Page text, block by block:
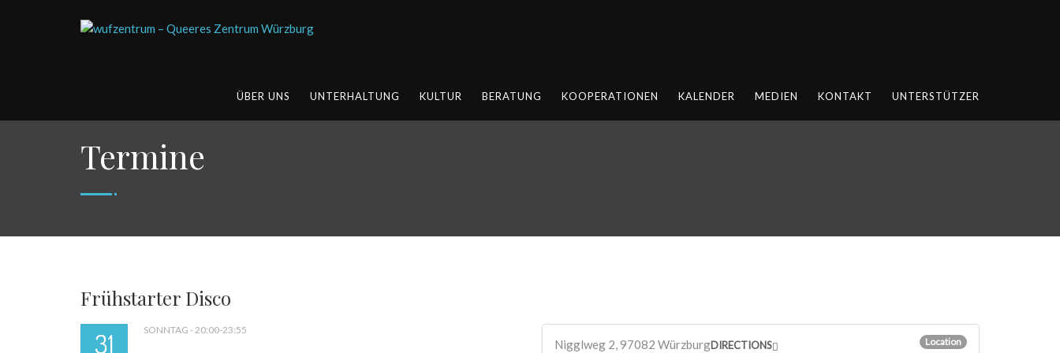
ÜBER UNS UNTERHALTUNG KULTUR BERATUNG KOOPERATIONEN KALENDER MEDIEN KONTAKT UNTERSTÜTZER
Termine
Frühstarter Disco
31 SONNTAG - 20:00-23:55
Nigglweg 2, 97082 Würzburg Location
DIRECTIONS